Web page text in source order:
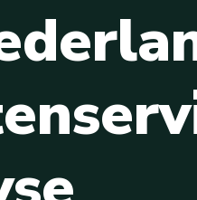
derla
enserv